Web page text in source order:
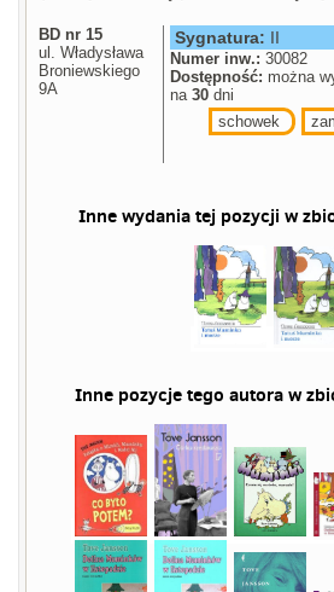
BD nr 15
ul. Władysława
Broniewskiego
9A
Sygnatura: II
Numer inw.: 30082
Dostępność: można
na30 dni
schowek
Inne wydania tej pozycji w
Inne pozycje tego autora w